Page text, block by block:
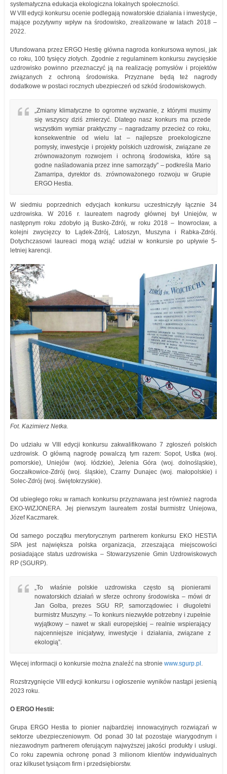
systematyczna edukacja ekologiczna lokalnych społeczności.
W VIII edycji konkursu ocenie podlegają nowatorskie działania i inwestycje,
mające pozytywny wpływ na środowisko, zrealizowane w latach 2018 –
2022.
Ufundowana przez ERGO Hestię główna nagroda konkursowa wynosi, jak
co roku, 100 tysięcy złotych. Zgodnie z regulaminem konkursu zwycięskie
uzdrowisko powinno przeznaczyć ją na realizację pomysłów i projektów
związanych z ochroną środowiska. Przyznane będą też nagrody
dodatkowe w postaci rocznych ubezpieczeń od szkód środowiskowych.
„Zmiany klimatyczne to ogromne wyzwanie, z którymi musimy
się wszyscy dziś zmierzyć. Dlatego nasz konkurs ma przede
wszystkim wymiar praktyczny – nagradzamy przecież co roku,
konsekwentnie od wielu lat – najlepsze proekologiczne
pomysły, inwestycje i projekty polskich uzdrowisk, związane ze
zrównoważonym rozwojem i ochroną środowiska, które są
godne naśladowania przez inne samorządy” – podkreśla Mario
Zamarripa, dyrektor ds. zrównoważonego rozwoju w Grupie
ERGO Hestia.
W siedmiu poprzednich edycjach konkursu uczestniczyły łącznie 34
uzdrowiska. W 2016 r. laureatem nagrody głównej był Uniejów, w
następnym roku zdobyło ją Busko-Zdrój, w roku 2018 – Inowrocław, a
kolejni zwycięzcy to Lądek-Zdrój, Latoszyn, Muszyna i Rabka-Zdrój.
Dotychczasowi laureaci mogą wziąć udział w konkursie po upływie 5-
letniej karencji.
Fot. Kazimierz Netka.
Do udziału w VIII edycji konkursu zakwalifikowano 7 zgłoszeń polskich
uzdrowisk. O główną nagrodę powalczą tym razem: Sopot, Ustka (woj.
pomorskie), Uniejów (woj. łódzkie), Jelenia Góra (woj. dolnośląskie),
Goczałkowice-Zdrój (woj. śląskie), Czarny Dunajec (woj. małopolskie) i
Solec-Zdrój (woj. świętokrzyskie).
Od ubiegłego roku w ramach konkursu przyznawana jest również nagroda
EKO-WIZJONERA. Jej pierwszym laureatem został burmistrz Uniejowa,
Józef Kaczmarek.
Od samego początku merytorycznym partnerem konkursu EKO HESTIA
SPA jest największa polska organizacja, zrzeszająca miejscowości
posiadające status uzdrowiska – Stowarzyszenie Gmin Uzdrowiskowych
RP (SGURP).
„To właśnie polskie uzdrowiska często są pionierami
nowatorskich działań w sferze ochrony środowiska – mówi dr
Jan Golba, prezes SGU RP, samorządowiec i długoletni
burmistrz Muszyny. – To konkurs niezwykle potrzebny i zupełnie
wyjątkowy – nawet w skali europejskiej – realnie wspierający
najcenniejsze inicjatywy, inwestycje i działania, związane z
ekologią”.
Więcej informacji o konkursie można znaleźć na stronie www.sgurp.pl .
Rozstrzygnięcie VIII edycji konkursu i ogłoszenie wyników nastąpi jesienią
2023 roku.
O ERGO Hestii:
Grupa ERGO Hestia to pionier najbardziej innowacyjnych rozwiązań w
sektorze ubezpieczeniowym. Od ponad 30 lat pozostaje wiarygodnym i
niezawodnym partnerem oferującym najwyższej jakości produkty i usługi.
Co roku zapewnia ochronę ponad 3 milionom klientów indywidualnych
oraz kilkuset tysiącom firm i przedsiębiorstw.